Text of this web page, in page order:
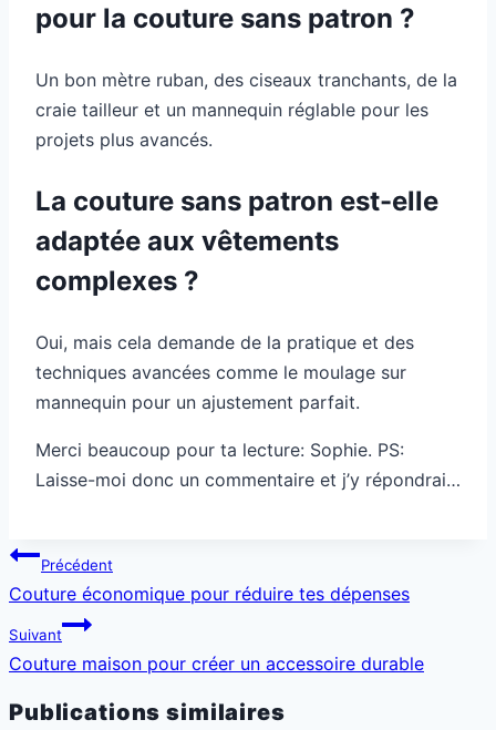
pour la couture sans patron ?
Un bon mètre ruban, des ciseaux tranchants, de la
craie tailleur et un mannequin réglable pour les
projets plus avancés.
La couture sans patron est-elle
adaptée aux vêtements
complexes ?
Oui, mais cela demande de la pratique et des
techniques avancées comme le moulage sur
mannequin pour un ajustement parfait.
Merci beaucoup pour ta lecture: Sophie. PS:
Laisse-moi donc un commentaire et j’y répondrai…
Navigation
de
l’article
Précédent
Couture économique pour réduire tes dépenses
Suivant
Couture maison pour créer un accessoire durable
Publications similaires